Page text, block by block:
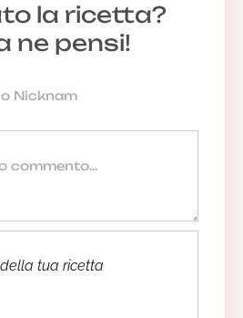
la ricetta?
ne pensi!
tua ricetta